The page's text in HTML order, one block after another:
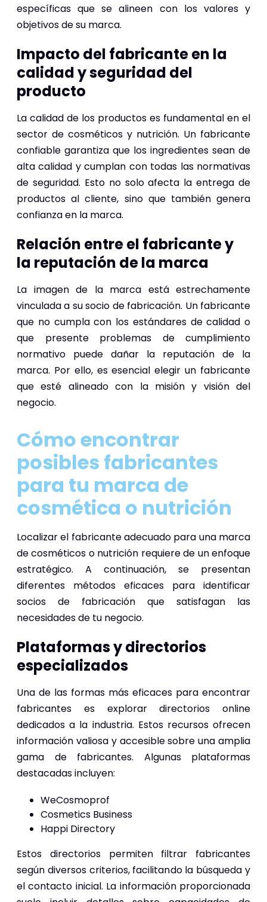
específicas que se alineen con los valores y
objetivos de su marca.
Impacto del fabricante en la
calidad y seguridad del
producto
La calidad de los productos es fundamental en el
sector de cosméticos y nutrición. Un fabricante
confiable garantiza que los ingredientes sean de
alta calidad y cumplan con todas las normativas
de seguridad. Esto no solo afecta la entrega de
productos al cliente, sino que también genera
confianza en la marca.
Relación entre el fabricante y
la reputación de la marca
La imagen de la marca está estrechamente
vinculada a su socio de fabricación. Un fabricante
que no cumpla con los estándares de calidad o
que presente problemas de cumplimiento
normativo puede dañar la reputación de la
marca. Por ello, es esencial elegir un fabricante
que esté alineado con la misión y visión del
negocio.
Cómo encontrar
posibles fabricantes
para tu marca de
cosmética o nutrición
Localizar el fabricante adecuado para una marca
de cosméticos o nutrición requiere de un enfoque
estratégico. A continuación, se presentan
diferentes métodos eficaces para identificar
socios de fabricación que satisfagan las
necesidades de tu negocio.
Plataformas y directorios
especializados
Una de las formas más eficaces para encontrar
fabricantes es explorar directorios online
dedicados a la industria. Estos recursos ofrecen
información valiosa y accesible sobre una amplia
gama de fabricantes. Algunas plataformas
destacadas incluyen:
WeCosmoprof
Cosmetics Business
Happi Directory
Estos directorios permiten filtrar fabricantes
según diversos criterios, facilitando la búsqueda y
el contacto inicial. La información proporcionada